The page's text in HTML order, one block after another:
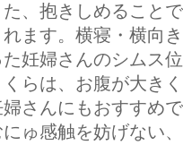
、抱きしめること
ます。横寝・横向
妊婦さんのシムス
らは、お腹が大き
さんにもおすすめ
ゅ感触を妨げない